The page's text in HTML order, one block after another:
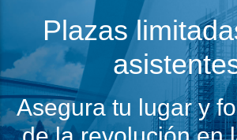
Plazas
Asegura tu lugar y